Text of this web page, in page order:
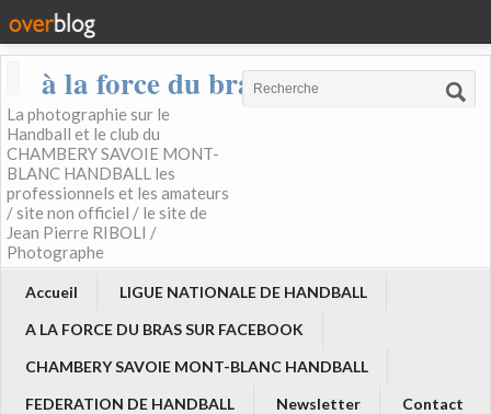
à la force du bras
La photographie sur le
Handball et le club du
CHAMBERY SAVOIE MONT-
BLANC HANDBALL les
professionnels et les amateurs
/ site non officiel / le site de
Jean Pierre RIBOLI /
Photographe
Accueil
LIGUE NATIONALE DE HANDBALL
A LA FORCE DU BRAS SUR FACEBOOK
CHAMBERY SAVOIE MONT-BLANC HANDBALL
FEDERATION DE HANDBALL
Newsletter Contact